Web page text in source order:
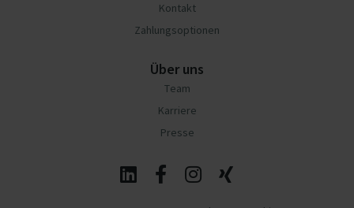
Kontakt
Zahlungsoptionen
Über uns
Team
Karriere
Presse